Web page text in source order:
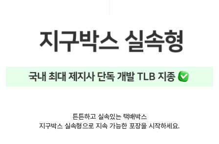
튼튼하고 실속있는 택배박스
지구박스 실속형으로 지속 가능한 포장을 시작하세요.